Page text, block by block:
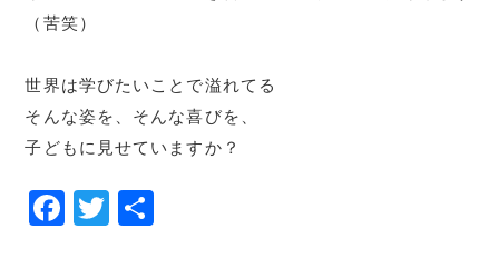
（苦笑）
世界は学びたいことで溢れてる
そんな姿を、そんな喜びを、
子どもに見せていますか？
F
T